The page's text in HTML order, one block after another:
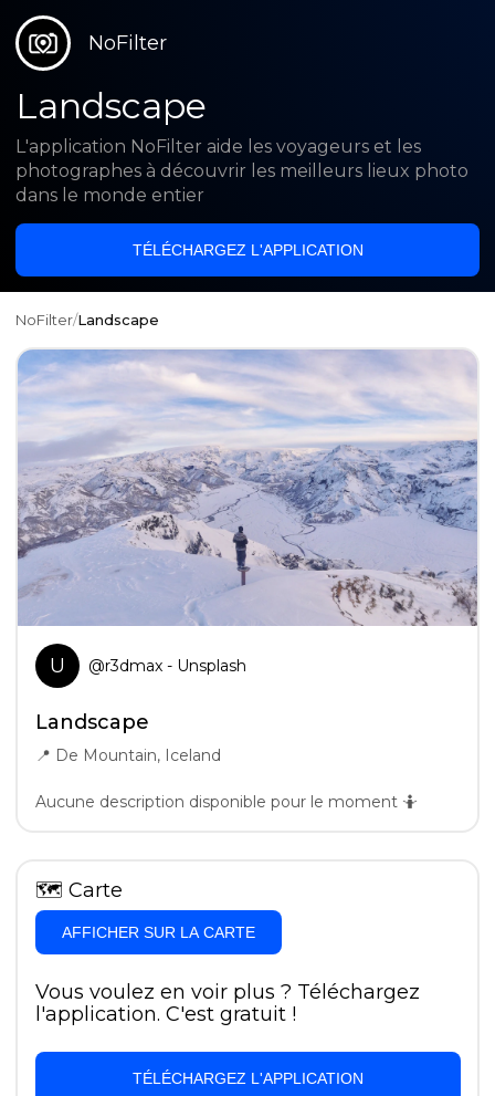
NoFilter
Landscape
L'application NoFilter aide les voyageurs et les
photographes à découvrir les meilleurs lieux photo
dans le monde entier
TÉLÉCHARGEZ L'APPLICATION
NoFilter/Landscape
U @r3dmax- Unsplash
Landscape
📍 De Mountain, Iceland
Aucune description disponible pour le moment 🤷
🗺 Carte
AFFICHER SUR LA CARTE
Vous voulez en voir plus ? Téléchargez
l'application. C'est gratuit !
TÉLÉCHARGEZ L'APPLICATION